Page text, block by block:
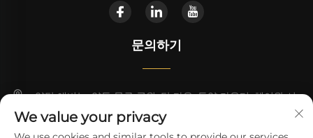
문의하기
양탄 애비뉴, 양동 물류 공원, 탄 타운, 동양 카운티, 헤이완 시
+86 13923680051
We value your privacy